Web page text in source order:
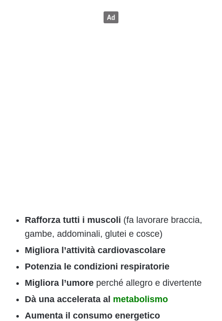
Rafforza tutti i muscoli (fa lavorare braccia,
gambe, addominali, glutei e cosce)
Migliora l’attività cardiovascolare
Potenzia le condizioni respiratorie
Migliora l’umore perché allegro e divertente
Dà una accelerata al metabolismo
Aumenta il consumo energetico